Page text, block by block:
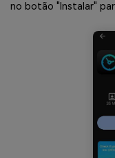
no botão "Instalar"